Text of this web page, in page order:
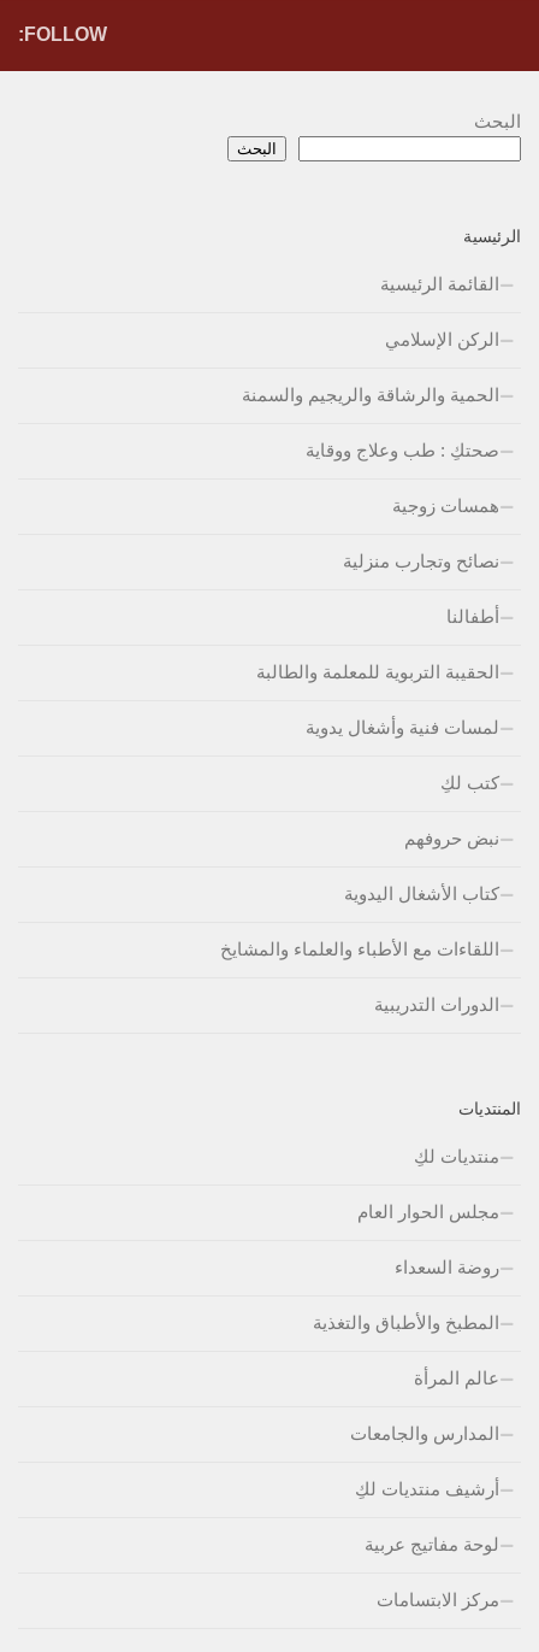
FOLLOW:
البحث
البحث
الرئيسية
القائمة الرئيسية
الركن الإسلامي
الحمية والرشاقة والريجيم والسمنة
صحتكِ : طب وعلاج ووقاية
همسات زوجية
نصائح وتجارب منزلية
أطفالنا
الحقيبة التربوية للمعلمة والطالبة
لمسات فنية وأشغال يدوية
كتب لكِ
نبض حروفهم
كتاب الأشغال اليدوية
اللقاءات مع الأطباء والعلماء والمشايخ
الدورات التدريبية
المنتديات
منتديات لكِ
مجلس الحوار العام
روضة السعداء
المطبخ والأطباق والتغذية
عالم المرأة
المدارس والجامعات
أرشيف منتديات لكِ
لوحة مفاتيج عربية
مركز الابتسامات